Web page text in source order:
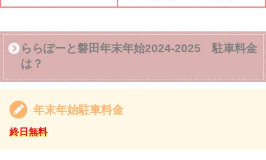
ららぽーと磐田年末年始2024-2025 駐車料金
は？
年末年始駐車料金
終日無料